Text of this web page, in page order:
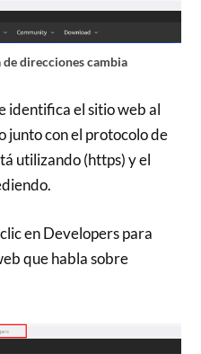
direcciones cambia
identifica el sitio web al
junto con el protocolo de
utilizando (https) y el
en Developers para
que habla sobre